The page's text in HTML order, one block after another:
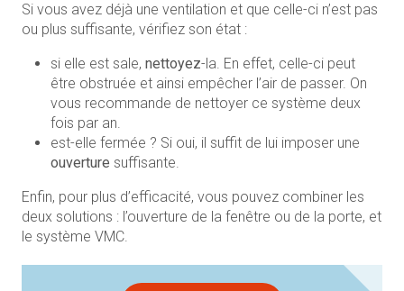
Si vous avez déjà une ventilation et que celle-ci n’est pas
ou plus suffisante, vérifiez son état :
si elle est sale, nettoyez-la. En effet, celle-ci peut
être obstruée et ainsi empêcher l’air de passer. On
vous recommande de nettoyer ce système deux
fois par an.
est-elle fermée ? Si oui, il suffit de lui imposer une
ouverture suffisante.
Enfin, pour plus d’efficacité, vous pouvez combiner les
deux solutions : l’ouverture de la fenêtre ou de la porte, et
le système VMC.